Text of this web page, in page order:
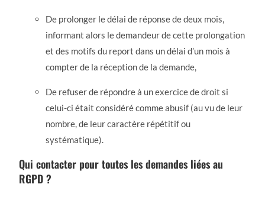
De prolonger le délai de réponse de deux mois,
informant alors le demandeur de cette prolongation
et des motifs du report dans un délai d’un mois à
compter de la réception de la demande,
De refuser de répondre à un exercice de droit si
celui-ci était considéré comme abusif (au vu de leur
nombre, de leur caractère répétitif ou
systématique).
Qui contacter pour toutes les demandes liées au
RGPD ?